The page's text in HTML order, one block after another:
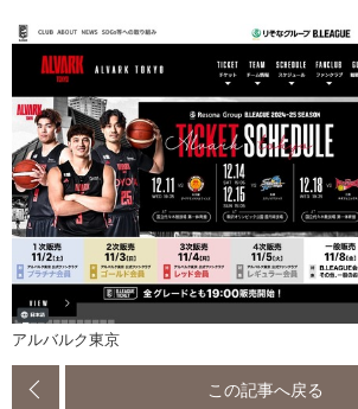
アルバルク東京
この記事へ戻る